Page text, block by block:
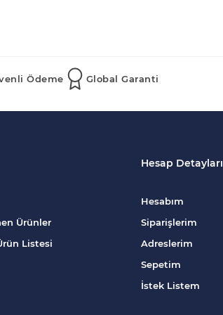
Ödeme Global Garanti
Ürünler
Listesi
Hesap Detayları
Hesabım
Siparişlerim
Adreslerim
Sepetim
İstek Listem